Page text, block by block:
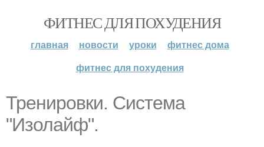
ФИТНЕС ДЛЯ ПОХУДЕНИЯ
главная новости уроки
фитнес дома
фитнес для похудения
Тренировки. Система
"Изолайф".